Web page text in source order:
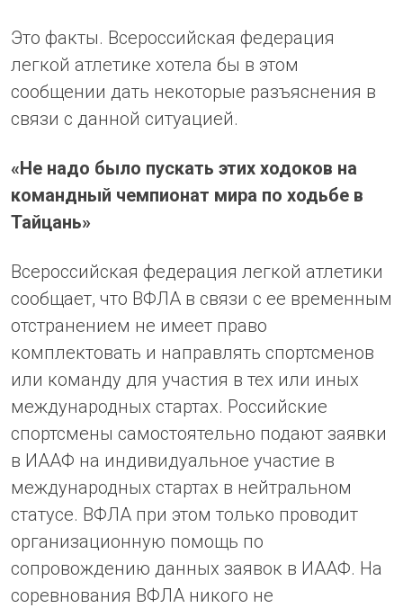
Это факты. Всероссийская федерация
легкой атлетике хотела бы в этом
сообщении дать некоторые разъяснения в
связи с данной ситуацией.
«Не надо было пускать этих ходоков на
командный чемпионат мира по ходьбе в
Тайцань»
Всероссийская федерация легкой атлетики
сообщает, что ВФЛА в связи с ее временным
отстранением не имеет право
комплектовать и направлять спортсменов
или команду для участия в тех или иных
международных стартах. Российские
спортсмены самостоятельно подают заявки
в ИААФ на индивидуальное участие в
международных стартах в нейтральном
статусе. ВФЛА при этом только проводит
организационную помощь по
сопровождению данных заявок в ИААФ. На
соревнования ВФЛА никого не